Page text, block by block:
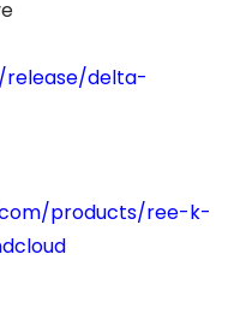
delta-
products/ree-k-